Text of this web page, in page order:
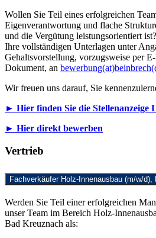
Wollen Sie Teil eines erfolgreichen
Eigenverantwortung und flache
und die Vergütung leistungsorientiert
Ihre vollständigen Unterlagen unter
Gehaltsvorstellung, vorzugsweise per
Dokument, an
Wir freuen uns darauf, Sie
► Hier finden Sie die Stellenanzeige
► Hier direkt bewerben
Vertrieb
Fachverkäufer Holz-Innenausbau (m/w/d),
Werden Sie Teil einer erfolgreichen
unser Team im Bereich Holz-
Bad Kreuznach als: